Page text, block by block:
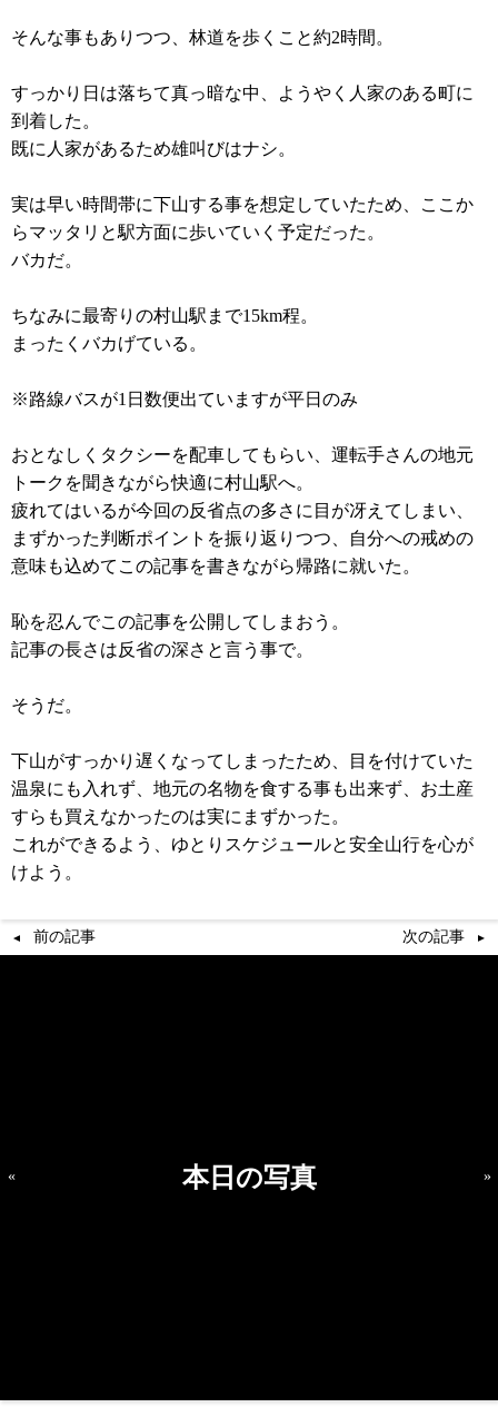
そんな事もありつつ、林道を歩くこと約2時間。
すっかり日は落ちて真っ暗な中、ようやく人家のある町に
到着した。
既に人家があるため雄叫びはナシ。
実は早い時間帯に下山する事を想定していたため、ここか
らマッタリと駅方面に歩いていく予定だった。
バカだ。
ちなみに最寄りの村山駅まで15km程。
まったくバカげている。
※路線バスが1日数便出ていますが平日のみ
おとなしくタクシーを配車してもらい、運転手さんの地元
トークを聞きながら快適に村山駅へ。
疲れてはいるが今回の反省点の多さに目が冴えてしまい、
まずかった判断ポイントを振り返りつつ、自分への戒めの
意味も込めてこの記事を書きながら帰路に就いた。
恥を忍んでこの記事を公開してしまおう。
記事の長さは反省の深さと言う事で。
そうだ。
下山がすっかり遅くなってしまったため、目を付けていた
温泉にも入れず、地元の名物を食する事も出来ず、お土産
すらも買えなかったのは実にまずかった。
これができるよう、ゆとりスケジュールと安全山行を心が
けよう。
前の記事 次の記事
本日の写真
« »